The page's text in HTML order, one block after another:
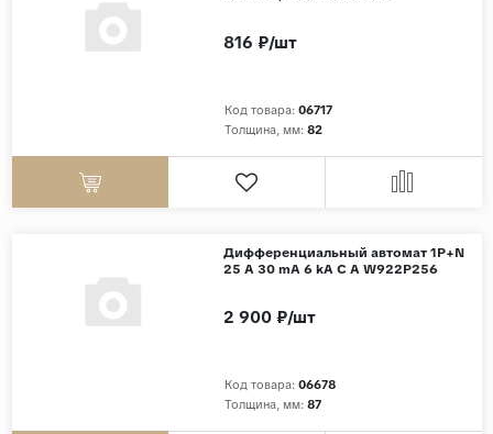
Код товара: 06717
Толщина, мм: 82
816 ₽/шт
Дифференциальный автомат 1P+N
25 A 30 mА 6 kА C А W922P256
Код товара: 06678
Толщина, мм: 87
2 900 ₽/шт